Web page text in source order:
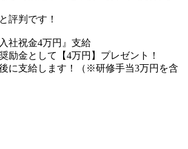
評判です！
社祝金4万円』支給
励金として【4万円】プレゼント！
に支給します！（※研修手当3万円を含